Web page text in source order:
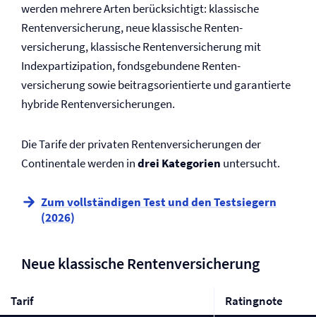
werden mehrere Arten berücksichtigt: klassische
Renten­­versicherung, neue klassische Renten­
versicherung, klassische Renten­versicherung mit
Indexpartizipation, fondsgebundene Renten­
versicherung sowie beitragsorientierte und garantierte
hybride Renten­­versicherungen.
Die Tarife der privaten Renten­versicherungen der
Continentale werden indrei Kategorien untersucht.
Zum vollständigen Test und den Testsiegern
(2026)
Neue klassische Renten­versicherung
Tarif
Ratingnote